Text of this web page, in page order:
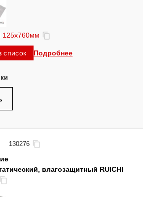
список Подробнее
130276
влагозащитный RUICHI